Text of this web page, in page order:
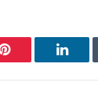
Pinterest